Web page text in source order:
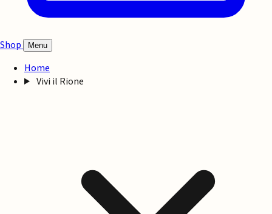
Shop Menu
Home
Vivi il Rione